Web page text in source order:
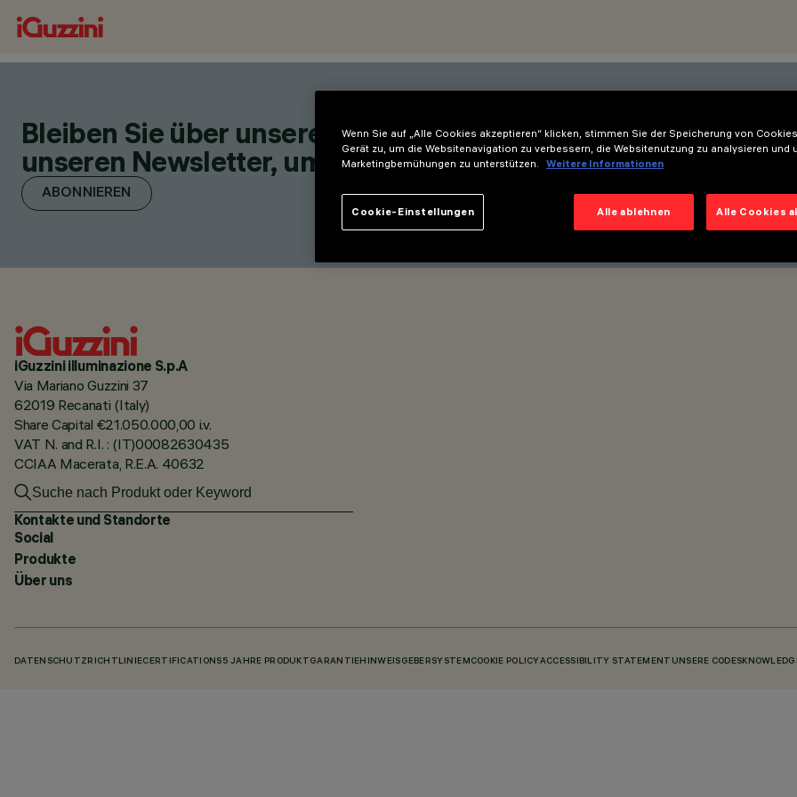
Bleiben Sie über unsere neuesten Innovationen auf dem
unseren Newsletter, um über neue Produkte, Messen und
ABONNIEREN
iGuzzini illuminazione S.p.A
Via Mariano Guzzini 37
62019 Recanati (Italy)
Share Capital €21.050.000,00 i.v.
VAT N. and R.I. : (IT)00082630435
CCIAA Macerata, R.E.A. 40632
Kontakte und Standorte
Social
Produkte
Über uns
DATENSCHUTZRICHTLINIECERTIFICATIONS 5 JAHRE PRODUKTGARANTIE HINWEISGEBERSYSTEM COOKIE POLICY ACCESSIBILITY STATEMENT UNSERE CODES
Wenn Sie auf „Alle Cookies akzeptieren“ klicken, stimmen Sie der Speicherung von
Gerät zu, um die Websitenavigation zu verbessern, die Websitenutzung zu analysieren und
Marketingbemühungen zu unterstützen.
Weitere Informationen
Alle ablehnen Alle Cookies
Cookie-Einstellungen